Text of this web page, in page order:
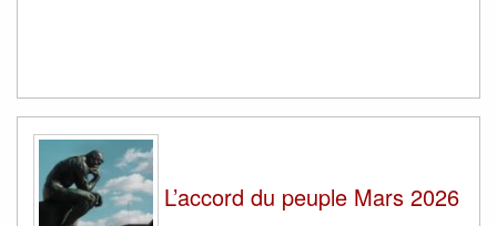
L’accord du peuple Mars 2026